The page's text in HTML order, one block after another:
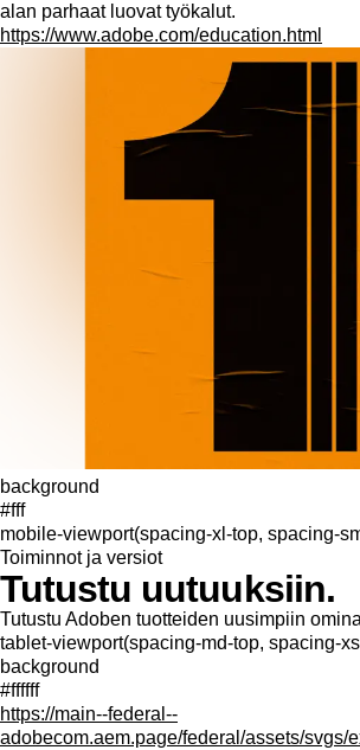
alan parhaat luovat työkalut.
https://www.adobe.com/education.html
background
#fff
mobile-viewport(spacing-xl-top, spacing-
Toiminnot ja versiot
Tutustu uutuuksiin.
Tutustu Adoben tuotteiden uusimpiin
tablet-viewport(spacing-md-top, spacing-
background
#ffffff
https://main--federal--
adobecom.aem.page/federal/assets/svgs/